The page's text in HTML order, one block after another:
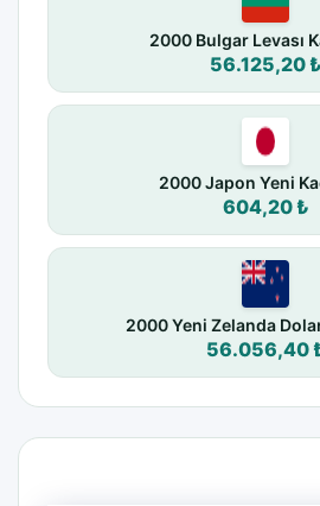
2000 Bulgar Levası
56.125,20 ₺
2000 Japon Yeni
604,20 ₺
2000 Yeni Zelanda
56.056,40